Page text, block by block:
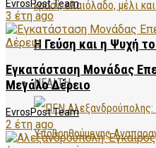
Η Γεύση και η Ψυχή
HEALTH
EvrosPost Team
3 έτη ago
Εγκατάσταση Μονάδας
Μεγάλο Δέρειο
EvrosPost Team
2 έτη ago